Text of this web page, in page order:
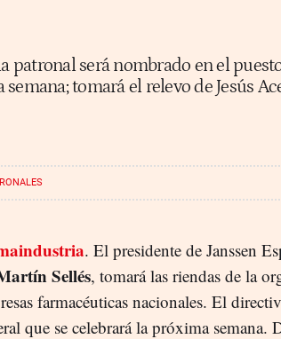
patronal será nombrado en el
tomará el relevo de Jesús
. El presidente de Janssen
Sellés, tomará las riendas de la
farmacéuticas nacionales. El
que se celebrará la próxima semana.